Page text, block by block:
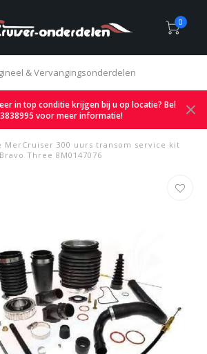
0
& Vervangingsonderdelen
in top conditie krijgen bij u op locatie? Bel
voor meer informatie!
MerCruiser 300 uurs transom service kit
Bravo Three 8M0147076